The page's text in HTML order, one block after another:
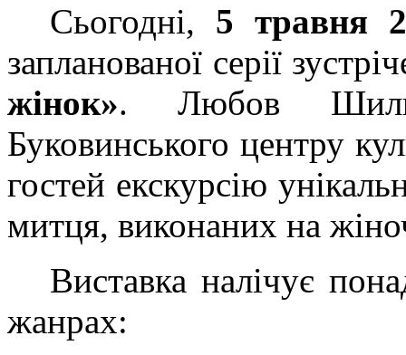
Сьогодні, 5 травня
запланованої серії
жінок». Любов
Буковинського центру
гостей екскурсію
митця, виконаних на
Виставка налічує
жанрах: